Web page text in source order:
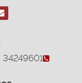
34249601